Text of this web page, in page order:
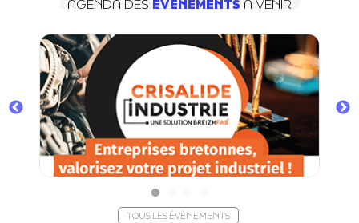
AGENDA DES ÉVÈNEMENTS À VENIR
TOUS LES ÉVÈNEMENTS